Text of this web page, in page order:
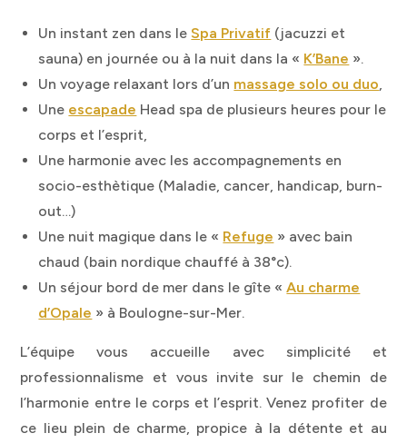
Un instant zen dans leSpa Privatif (jacuzzi et
sauna) en journée ou à la nuit dans la « K’Bane ».
Un voyage relaxant lors d’un massage solo ou duo
Une escapade Head spa de plusieurs heures pour le
corps et l’esprit,
Une harmonie avec les accompagnements en
socio-esthètique (Maladie, cancer, handicap, burn-
out…)
Une nuit magique dans le « Refuge » avec bain
chaud (bain nordique chauffé à 38°c).
Un séjour bord de mer dans le gîte «Au charme
d’Opale » à Boulogne-sur-Mer.
L’équipe vous accueille avec simplicité et
professionnalisme et vous invite sur le chemin de
l’harmonie entre le corps et l’esprit. Venez profiter de
ce lieu plein de charme, propice à la détente et au